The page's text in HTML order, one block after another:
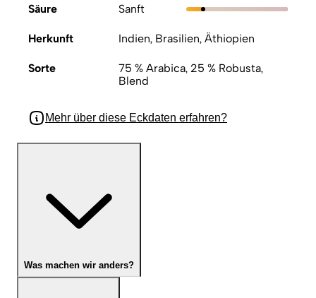
Säure Sanft
Herkunft Indien, Brasilien, Äthiopien
Sorte
75 % Arabica, 25 % Robusta,
Blend
Mehr über diese Eckdaten erfahren?
Was machen wir anders?